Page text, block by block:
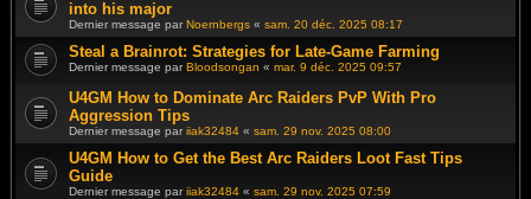
into his major
Dernier message par Noernbergs « sam. 20 déc. 2025 08:17
Steal a Brainrot: Strategies for Late-Game Farming
Dernier message parBloodsongan « mar. 9 déc. 2025 09:57
U4GM How to Dominate Arc Raiders PvP With Pro
Aggression Tips
Dernier message par iiak32484 « sam. 29 nov. 2025 08:00
U4GM How to Get the Best Arc Raiders Loot Fast Tips
Guide
Dernier message pariiak32484 « sam. 29 nov. 2025 07:59